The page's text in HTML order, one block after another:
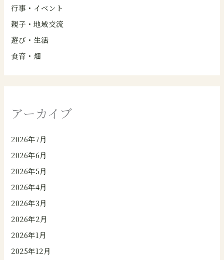
行事・イベント
親子・地域交流
遊び・生活
食育・畑
アーカイブ
2026年7月
2026年6月
2026年5月
2026年4月
2026年3月
2026年2月
2026年1月
2025年12月